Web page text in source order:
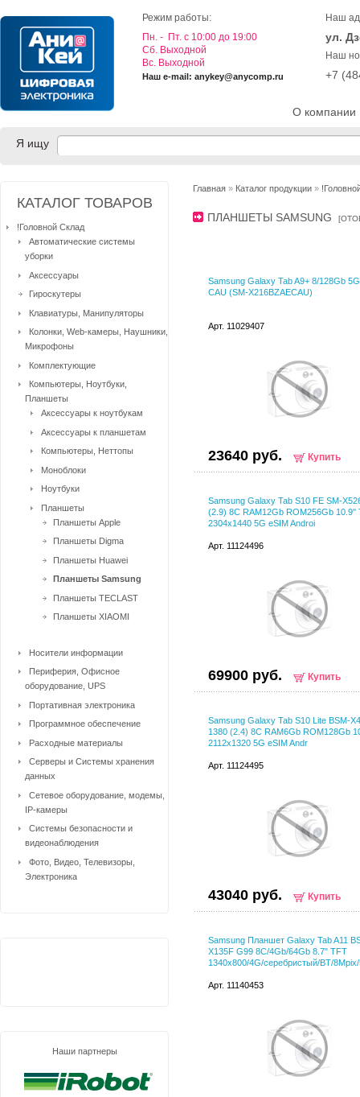
О компании
Режим работы:
Пн. - Пт. с 10:00 до 19:00
Cб. Выходной
Вс. Выходной
Наш e-mail: anykey@anycomp.ru
Наш
ул.
Наш
+7
Я ищу
Главная » Каталог продукции »
ПЛАНШЕТЫ SAMSUNG [
Samsung Galaxy Tab A9+ 8/128Gb
CAU (SM-X216BZAECAU)
Арт. 11029407
23640 руб. Купить
Samsung Galaxy Tab S10 FE SM-
(2.9) 8C RAM12Gb ROM256Gb 10.9"
2304x1440 5G eSIM Androi
Арт. 11124496
69900 руб. Купить
Samsung Galaxy Tab S10 Lite BSM-
1380 (2.4) 8C RAM6Gb ROM128Gb
2112x1320 5G eSIM Andr
Арт. 11124495
43040 руб. Купить
Samsung Планшет Galaxy Tab A11
X135F G99 8C/4Gb/64Gb 8.7" TFT
1340x800/4G/серебристый/BT/
Арт. 11140453
КАТАЛОГ ТОВАРОВ
!Головной Склад
Автоматические системы
уборки
Аксессуары
Гироскутеры
Клавиатуры, Манипуляторы
Колонки, Web-камеры, Наушники,
Микрофоны
Комплектующие
Компьютеры, Ноутбуки,
Планшеты
Аксессуары к ноутбукам
Аксессуары к планшетам
Компьютеры, Неттопы
Моноблоки
Ноутбуки
Планшеты
Планшеты Apple
Планшеты Digma
Планшеты Huawei
Планшеты Samsung
Планшеты TECLAST
Планшеты XIAOMI
Носители информации
Периферия, Офисное
оборудование, UPS
Портативная электроника
Программное обеспечение
Расходные материалы
Серверы и Системы хранения
данных
Сетевое оборудование, модемы,
IP-камеры
Системы безопасности и
видеонаблюдения
Фото, Видео, Телевизоры,
Электроника
Наши партнеры